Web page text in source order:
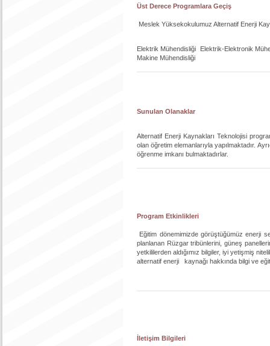
Üst Derece Programlara Geçiş
Meslek Yüksekokulumuz Alternatif Enerji
Elektrik Mühendisliği Elektrik-Elektronik
Makine Mühendisliği
Sunulan Olanaklar
Alternatif Enerji Kaynakları Teknolojisi
olan öğretim elemanlarıyla yapılmaktadır.
öğrenme imkanı bulmaktadırlar.
Program Etkinlikleri
Eğitim dönemimizde görüştüğümüz enerji
planlanan Rüzgar tribünlerini, güneş
yetkililerden aldığımız bilgiler, iyi yetişmiş
alternatif enerji kaynağı hakkında bilgi ve
İletişim Bilgileri